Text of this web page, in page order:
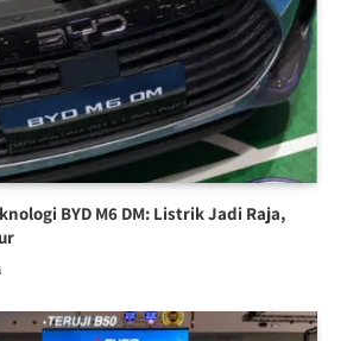
BYD M6 DM: Listrik Jadi Raja,